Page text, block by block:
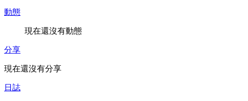
動態
現在還沒有動態
分享
現在還沒有分享
日誌